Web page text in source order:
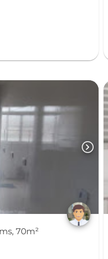
chevron_right
70m²